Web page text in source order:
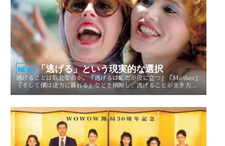
NEW 「逃げる」という現実的な選択
逃げることは敗北なのか。『逃げるは恥だが役に立つ』『Mother』
『そして僕は途方に暮れる』などを横断し、逃げることが生き方や